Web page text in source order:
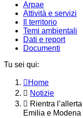
Arpae
Attività e servizi
Il territorio
Temi ambientali
Dati e report
Documenti
Tu sei qui:
Home
Notizie
Rientra
Emilia e Modena